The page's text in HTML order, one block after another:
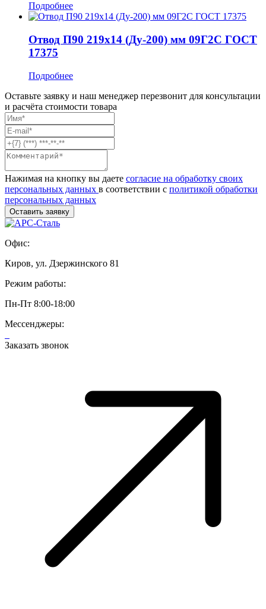
Подробнее
Отвод П90 219x14 (Ду-200) мм 09Г2С ГОСТ
17375
Подробнее
Оставьте заявку и наш менеджер перезвонит для консультации
и расчёта стоимости товара
Нажимая на кнопку вы даете согласие на обработку своих
персональных данных в соответствии с политикой обработки
персональных данных
Офис:
Киров, ул. Дзержинского 81
Режим работы:
Пн-Пт 8:00-18:00
Мессенджеры:
Заказать звонок